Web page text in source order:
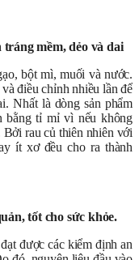
mềm, dẻo và dai
bột mì, muối và nước.
điều chỉnh nhiều lần để
Nhất là dòng sản phẩm
bằng tỉ mỉ vì nếu không
Bởi rau củ thiên nhiên với
ít xơ đều cho ra thành
tốt cho sức khỏe.
được các kiểm định an